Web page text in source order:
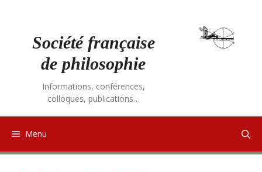
Société française
de philosophie
Informations, conférences,
colloques, publications…
Menu